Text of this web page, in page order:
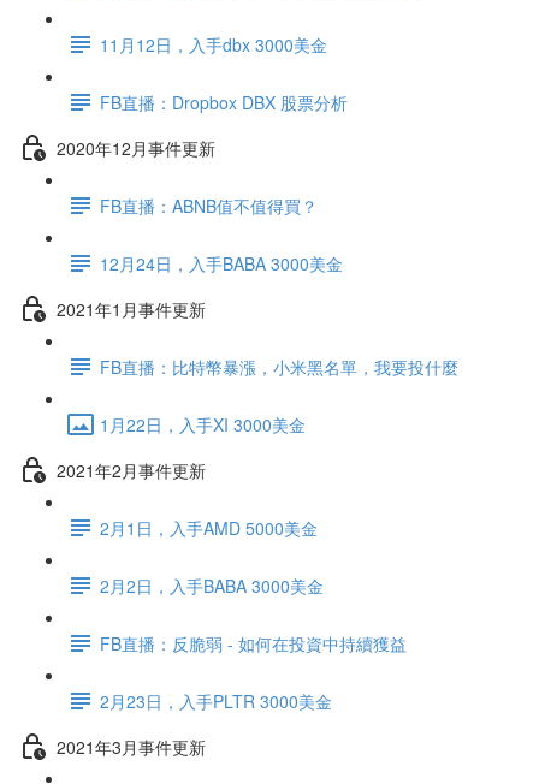
11月12日，入手dbx 3000美金
FB直播：Dropbox DBX 股票分析
2020年12月事件更新
FB直播：ABNB值不值得買？
12月24日，入手BABA 3000美金
2021年1月事件更新
FB直播：比特幣暴漲，小米黑名單，我要投什麼
1月22日，入手XI 3000美金
2021年2月事件更新
2月1日，入手AMD 5000美金
2月2日，入手BABA 3000美金
FB直播：反脆弱 - 如何在投資中持續獲益
2月23日，入手PLTR 3000美金
2021年3月事件更新